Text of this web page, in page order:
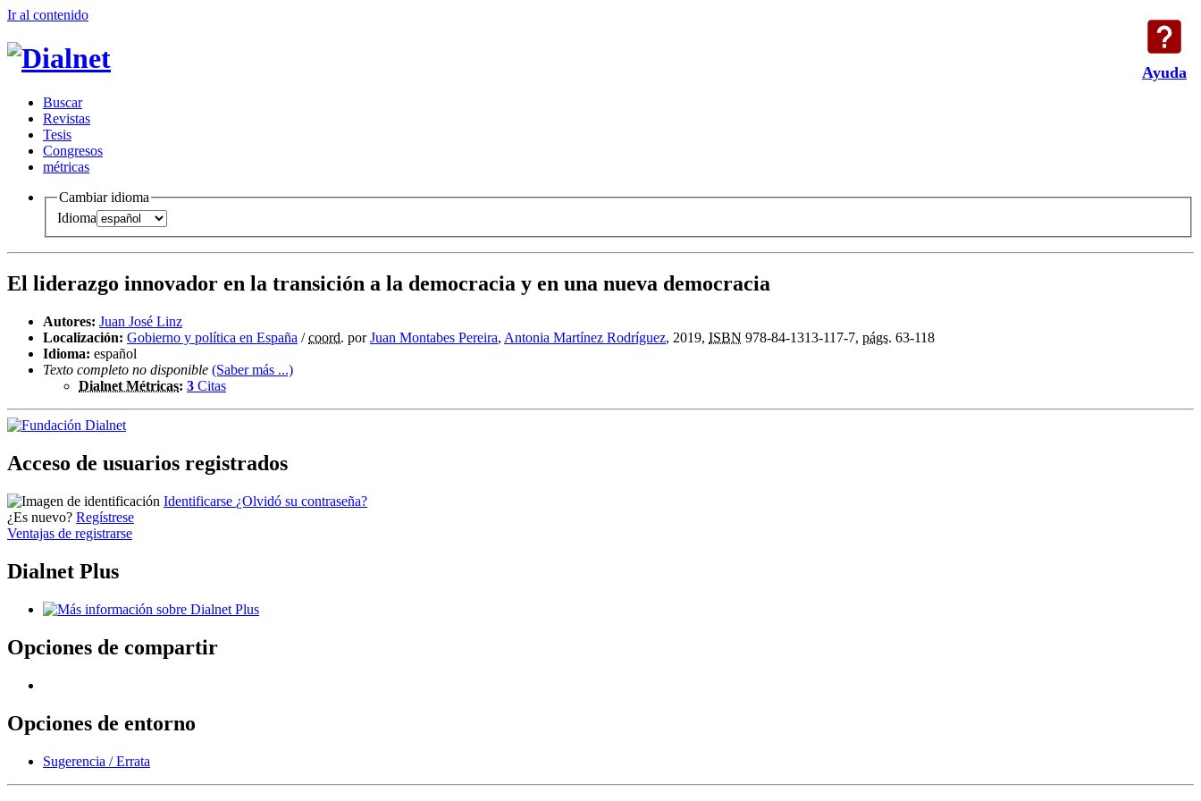
Ayuda
Ir al contenido
Buscar
Revistas
Tesis
Congresos
métricas
Cambiar idioma
Idioma
El liderazgo innovador en la transición a la democracia y en una nueva democracia
Autores: Juan José Linz
Localización: Gobierno y política en España /coord. porJuan Montabes Pereira, Antonia Martínez Rodríguez, 2019, ISBN 978-84-1313-117-7, págs. 63-118
Idioma: español
Texto completo no disponible (Saber más ...)
Dialnet Métricas: 3 Citas
Acceso de usuarios registrados
Identificarse ¿Olvidó su contraseña?
¿Es nuevo? Regístrese
Ventajas de registrarse
Dialnet Plus
Opciones de compartir
Opciones de entorno
Sugerencia / Errata